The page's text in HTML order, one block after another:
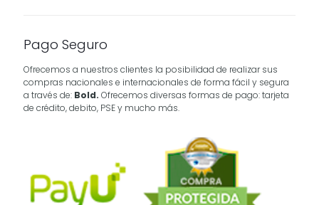
Pago Seguro
Ofrecemos a nuestros clientes la posibilidad de realizar sus
compras nacionales e internacionales de forma fácil y segura
a través de: Bold. Ofrecemos diversas formas de pago: tarjeta
de crédito, debito, PSE y mucho más.